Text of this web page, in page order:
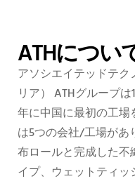
グローバルワ
ATHについ
アソシエイテッドテ
リア） ATHグループは
年に中国に最初の工
は5つの会社/工場があ
布ロールと完成した不
イプ、ウェットティ